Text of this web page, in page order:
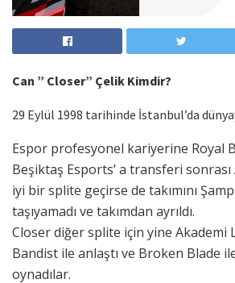
Can ” Closer” Çelik Kimdir?
29 Eylül 1998 tarihinde İstanbul’da
Espor profesyonel kariyerine Royal
Beşiktaş Esports’ a transferi sonrası
iyi bir splite geçirse de takımını
taşıyamadı ve takımdan ayrıldı.
Closer diğer splite için yine Akademi
Bandist ile anlaştı ve Broken Blade
oynadılar.